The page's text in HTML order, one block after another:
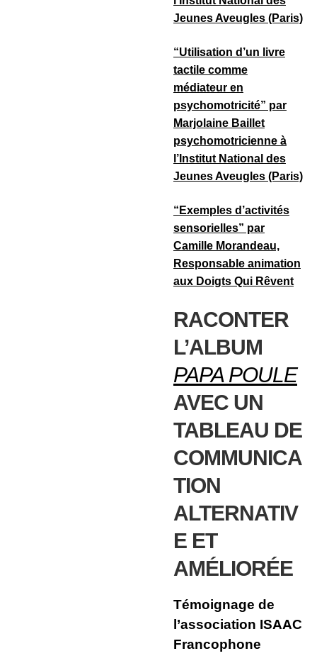
Jeunes Aveugles (Paris)
“Utilisation d’un livre
tactile comme
médiateur en
psychomotricité” par
Marjolaine Baillet
psychomotricienne à
l’Institut National des
Jeunes Aveugles (Paris)
“Exemples d’activités
sensorielles” par
Camille Morandeau,
Responsable animation
aux Doigts Qui Rêvent
RACONTER
L’ALBUM
PAPA POULE
AVEC UN
TABLEAU DE
COMMUNICA
TION
ALTERNATIV
E ET
AMÉLIORÉE
Témoignage de
l’association ISAAC
Francophone